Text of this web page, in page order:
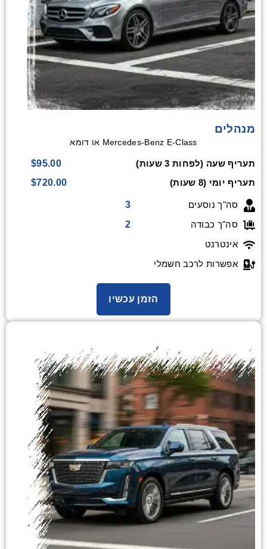
מנהלים
Mercedes-Benz E-Class או דומא
תעריף שעה (לפחות 3 שעות)
$95.00
תעריף יומי (8 שעות)
$720.00
סה"ך נוסעים
3
סה"ך כבודה
2
אינטרנט
אפשרות לרכב חשמלי
הזמן עכשיו